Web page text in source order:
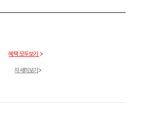
혜택 모두보기
자세히보기